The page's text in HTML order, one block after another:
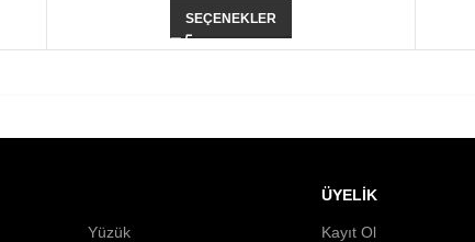
SEÇENEKLER
Yüzük
ÜYELİK
Kayıt Ol